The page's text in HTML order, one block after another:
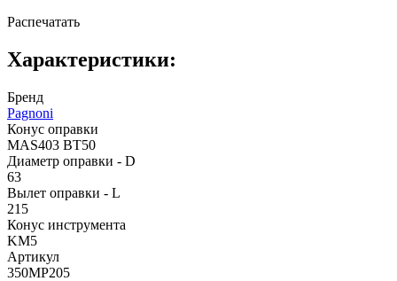
Распечатать
Характеристики:
Бренд
Pagnoni
Конус оправки
MAS403 BT50
Диаметр оправки - D
63
Вылет оправки - L
215
Конус инструмента
KM5
Артикул
350MP205